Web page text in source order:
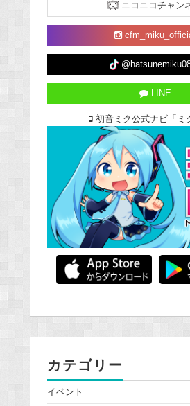
ニコニコチャン
LINE
初音ミク公式ナビ「ミ
カテゴリー
イベント